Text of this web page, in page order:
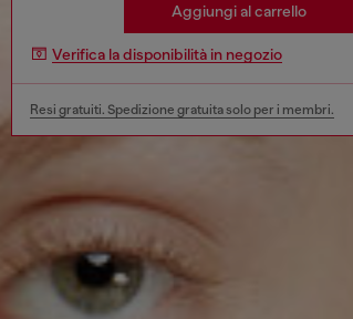
Aggiungi al carrello
Verifica la disponibilità in negozio
Resi gratuiti. Spedizione gratuita solo per i membri.